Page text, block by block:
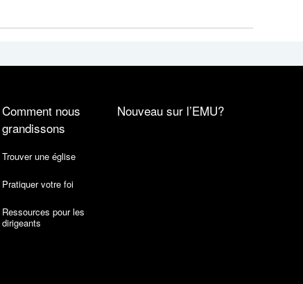
Comment nous
grandissons
Trouver une église
Pratiquer votre foi
Ressources pour les
dirigeants
Nouveau sur l’EMU?